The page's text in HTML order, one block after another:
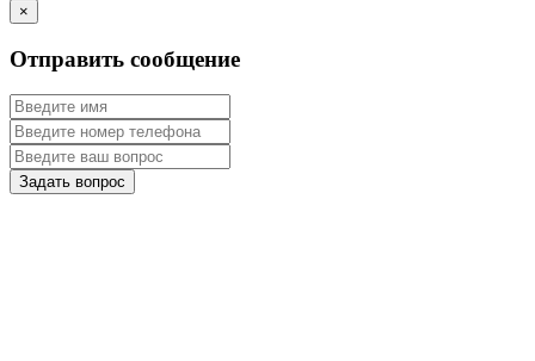
×
Отправить сообщение
Задать вопрос